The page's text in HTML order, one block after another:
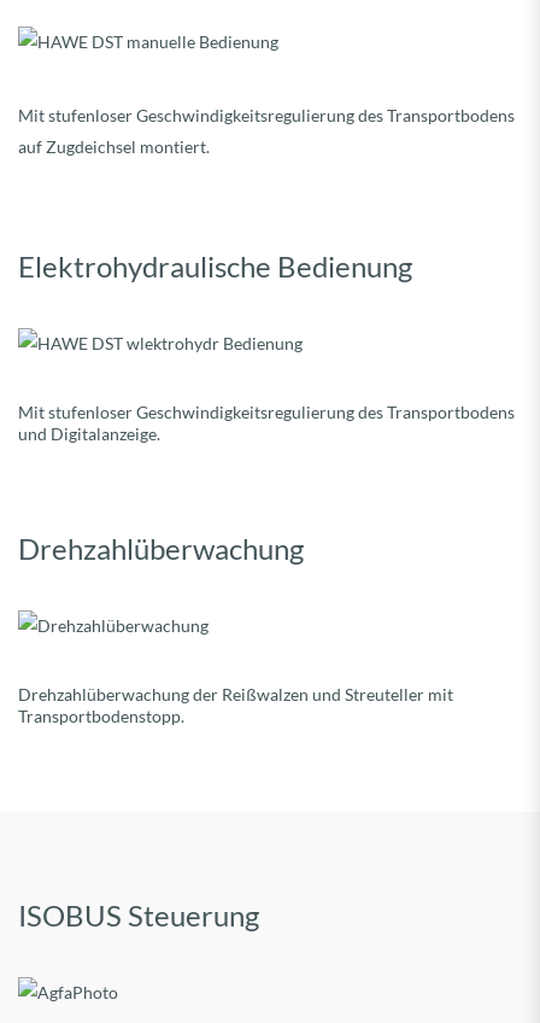
Mit stufenloser Geschwindigkeitsregulierung des Transportbodens
auf Zugdeichsel montiert.
Elektrohydraulische Bedienung
Mit stufenloser Geschwindigkeitsregulierung des Transportbodens
und Digitalanzeige.
Drehzahlüberwachung
Drehzahlüberwachung der Reißwalzen und Streuteller mit
Transportbodenstopp.
ISOBUS Steuerung